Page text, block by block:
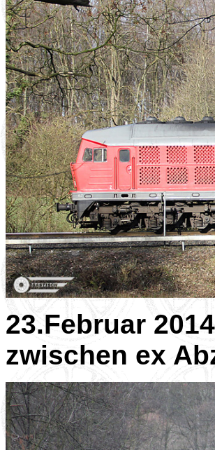
23.Februar
zwischen ex